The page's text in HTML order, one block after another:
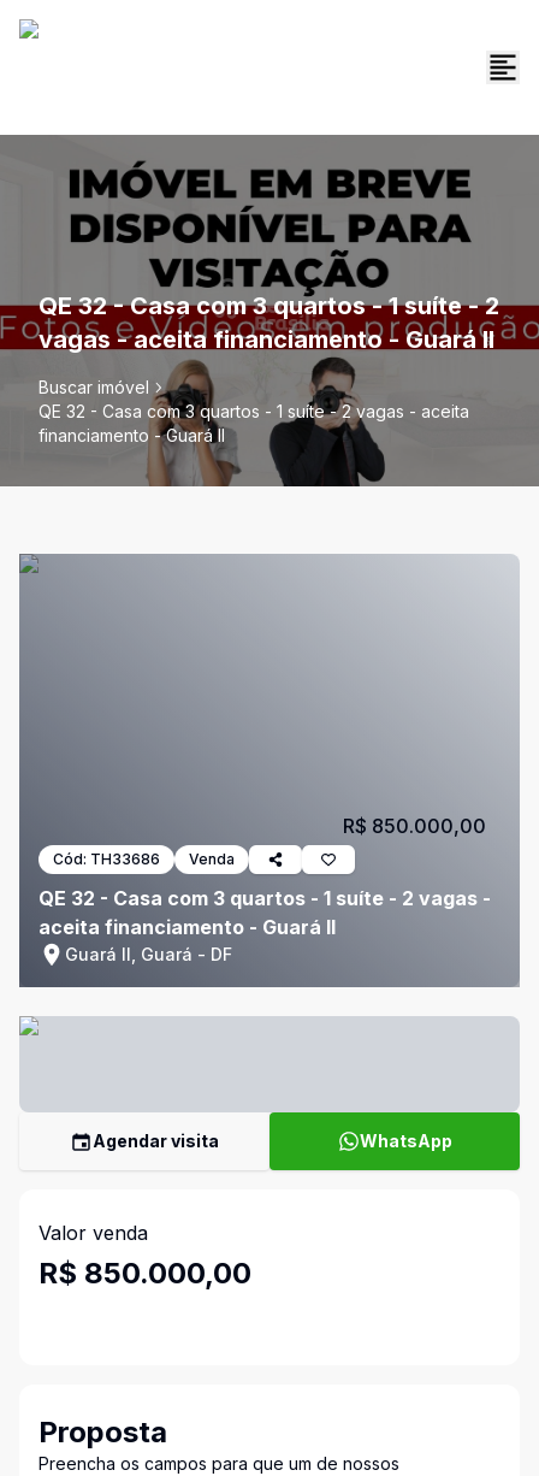
QE 32 - Casa com 3 quartos - 1 suíte - 2
vagas - aceita financiamento - Guará II
Buscar imóvel
QE 32 - Casa com 3 quartos - 1 suíte - 2 vagas - aceita
financiamento - Guará II
Cód: TH33686 Venda
QE 32 - Casa com 3 quartos - 1 suíte - 2 vagas -
aceita financiamento - Guará II
Guará II, Guará - DF
R$ 850.000,00
Agendar visita WhatsApp
Valor venda
R$ 850.000,00
Proposta
Preencha os campos para que um de nossos